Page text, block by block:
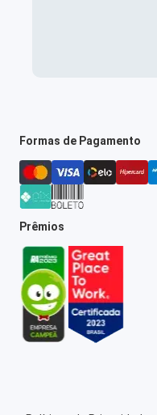
Formas de Pagamento
Prêmios